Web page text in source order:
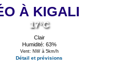
À KIGALI
17°C
Clair
Humidité: 63%
Vent: NW à 5km/h
Détail et prévisions